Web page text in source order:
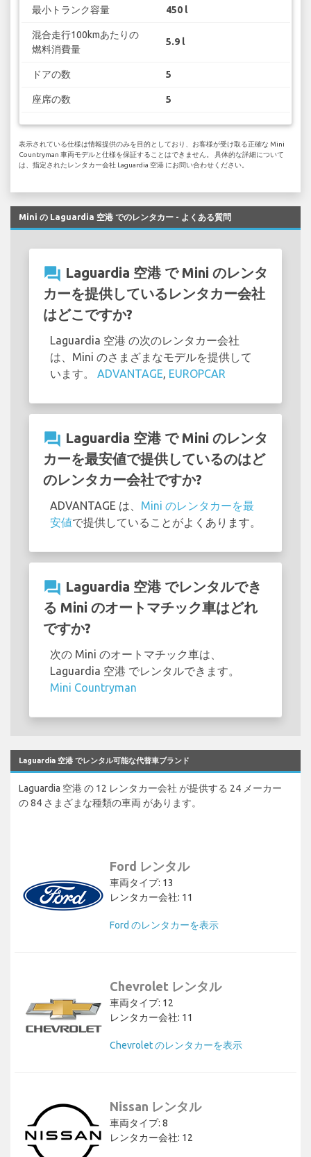
最小トランク容量 450 l
混合走行100kmあたりの
燃料消費量
5.9 l
ドアの数 5
座席の数 5
表示されている仕様は情報提供のみを目的としており、お客様が受け取る正確な Mini
Countryman 車両モデルと仕様を保証することはできません。 具体的な詳細について
は、指定されたレンタカー会社 Laguardia 空港 にお問い合わせください。
Mini の Laguardia 空港 でのレンタカー - よくある質問
question_answer Laguardia 空港 で Mini のレンタ
カーを提供しているレンタカー会社
はどこですか?
Laguardia 空港 の次のレンタカー会社
は、Mini のさまざまなモデルを提供して
います。 ADVANTAGE, EUROPCAR
question_answer Laguardia 空港 で Mini のレンタ
カーを最安値で提供しているのはど
のレンタカー会社ですか?
ADVANTAGE は、 Mini のレンタカーを最
安値で提供していることがよくあります。
question_answer Laguardia 空港 でレンタルでき
る Mini のオートマチック車はどれ
ですか?
次の Mini のオートマチック車は、
Laguardia 空港 でレンタルできます。
Mini Countryman
Laguardia 空港 でレンタル可能な代替車ブランド
Laguardia 空港 の 12 レンタカー会社 が提供する 24 メーカー
の 84 さまざまな種類の車両 があります。
Ford レンタル
車両タイプ: 13
レンタカー会社: 11
Ford のレンタカーを表示
Chevrolet レンタル
車両タイプ: 12
レンタカー会社: 11
Chevrolet のレンタカーを表示
Nissan レンタル
車両タイプ: 8
レンタカー会社: 12